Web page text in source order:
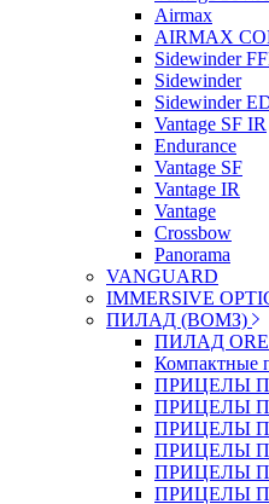
Airmax
AIRMAX
Sidewinder
Sidewinder
Sidewinder
Vantage SF IR
Endurance
Vantage SF
Vantage IR
Vantage
Crossbow
Panorama
VANGUARD
IMMERSIVE
ПИЛАД (ВОМЗ)
ПИЛАД
Компактные
ПРИЦЕЛЫ
ПРИЦЕЛЫ
ПРИЦЕЛЫ
ПРИЦЕЛЫ
ПРИЦЕЛЫ
ПРИЦЕЛЫ